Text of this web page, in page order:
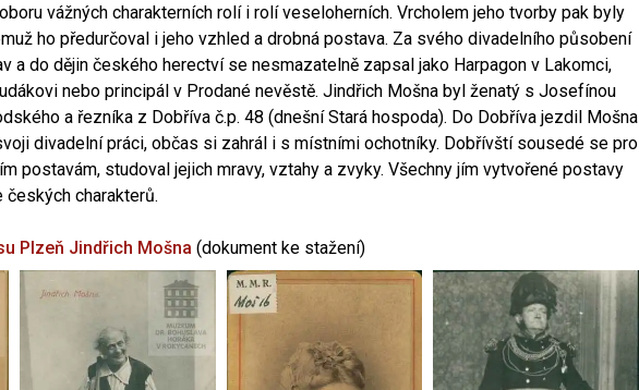
vážných charakterních rolí i rolí veseloherních. Vrcholem jeho tvorby pak byly
ho předurčoval i jeho vzhled a drobná postava. Za svého divadelního působení
a do dějin českého herectví se nesmazatelně zapsal jako Harpagon v Lakomci,
nebo principál v Prodané nevěstě. Jindřich Mošna byl ženatý s Josefínou
a řezníka z Dobříva č.p. 48 (dnešní Stará hospoda). Do Dobříva jezdil Mošna
divadelní práci, občas si zahrál i s místními ochotníky. Dobřívští sousedé se pro
postavám, studoval jejich mravy, vztahy a zvyky. Všechny jím vytvořené postavy
charakterů.
Plzeň Jindřich Mošna (dokument ke stažení)